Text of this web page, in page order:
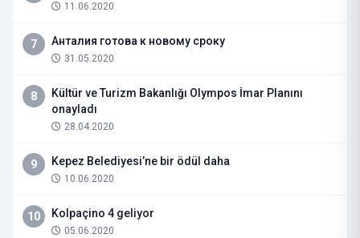
11.06.2020
7 Анталия готова к новому сроку
31.05.2020
8
Kültür ve Turizm Bakanlığı Olympos İmar Planını
onayladı
28.04.2020
9 Kepez Belediyesi’ne bir ödül daha
10.06.2020
10 Kolpaçino 4 geliyor
05.06.2020